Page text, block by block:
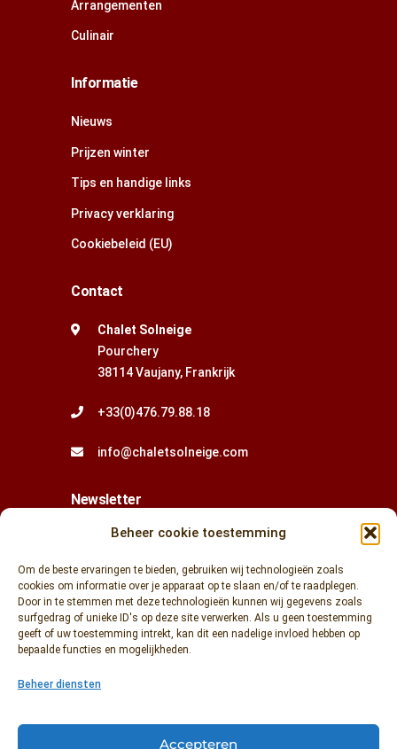
Beheer cookie toestemming
Om de beste ervaringen te bieden, gebruiken wij technologieën zoals
cookies om informatie over je apparaat op te slaan en/of te raadplegen.
Door in te stemmen met deze technologieën kunnen wij gegevens zoals
surfgedrag of unieke ID's op deze site verwerken. Als u geen toestemming
geeft of uw toestemming intrekt, kan dit een nadelige invloed hebben op
bepaalde functies en mogelijkheden.
Beheer diensten
Accepteren
Arrangementen
Culinair
Informatie
Nieuws
Prijzen winter
Tips en handige links
Privacy verklaring
Cookiebeleid (EU)
Contact
Chalet Solneige
Pourchery
38114 Vaujany, Frankrijk
+33(0)476.79.88.18
info@chaletsolneige.com
Newsletter
van onze nieuwtjes en speciale aanbiedingen.